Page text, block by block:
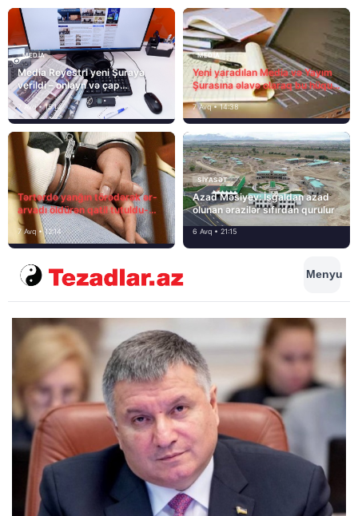
MEDİA
Media Reyestri yeni Şuraya
verildi – onlayn və çap
mediasını nə gözləyir?
7 Avq • 15:14
MEDİA
Yeni yaradılan Media və Yayım
Şurasına əlavə olaraq bu hüquq
və vəzifələr də verilib
7 Avq • 14:38
Tərtərdə yanğın törədərək ər-
arvadı öldürən qatil tutuldu-
SON DƏQİQƏ
7 Avq • 12:14
SIYASƏT
Azad Məsiyev: İşğaldan azad
olunan ərazilər sıfırdan qurulur
6 Avq • 21:15
Menyu